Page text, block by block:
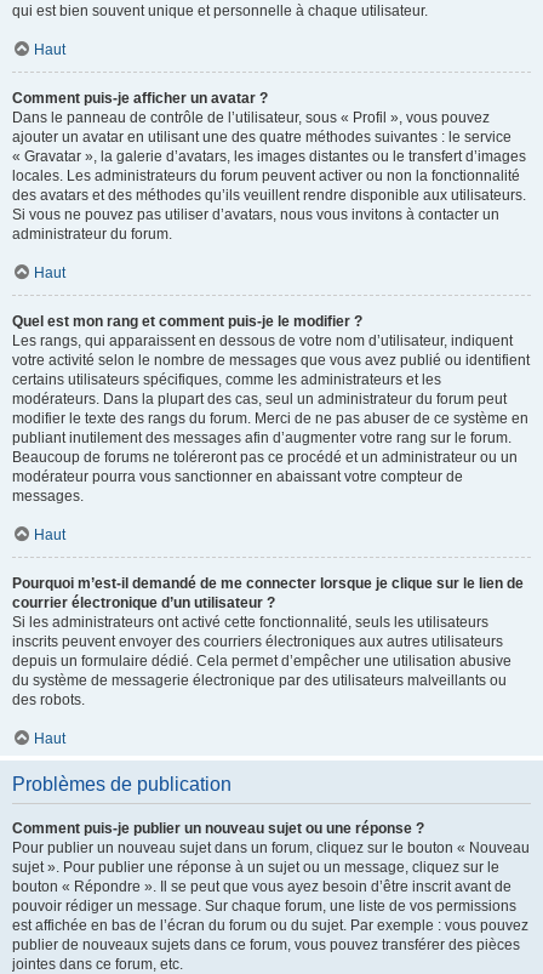
qui est bien souvent unique et personnelle à chaque utilisateur.
Haut
Comment puis-je afficher un avatar ?
Dans le panneau de contrôle de l’utilisateur, sous « Profil », vous pouvez
ajouter un avatar en utilisant une des quatre méthodes suivantes : le service
« Gravatar », la galerie d’avatars, les images distantes ou le transfert d’images
locales. Les administrateurs du forum peuvent activer ou non la fonctionnalité
des avatars et des méthodes qu’ils veuillent rendre disponible aux utilisateurs.
Si vous ne pouvez pas utiliser d’avatars, nous vous invitons à contacter un
administrateur du forum.
Haut
Quel est mon rang et comment puis-je le modifier ?
Les rangs, qui apparaissent en dessous de votre nom d’utilisateur, indiquent
votre activité selon le nombre de messages que vous avez publié ou identifient
certains utilisateurs spécifiques, comme les administrateurs et les
modérateurs. Dans la plupart des cas, seul un administrateur du forum peut
modifier le texte des rangs du forum. Merci de ne pas abuser de ce système en
publiant inutilement des messages afin d’augmenter votre rang sur le forum.
Beaucoup de forums ne toléreront pas ce procédé et un administrateur ou un
modérateur pourra vous sanctionner en abaissant votre compteur de
messages.
Haut
Pourquoi m’est-il demandé de me connecter lorsque je clique sur le lien de
courrier électronique d’un utilisateur ?
Si les administrateurs ont activé cette fonctionnalité, seuls les utilisateurs
inscrits peuvent envoyer des courriers électroniques aux autres utilisateurs
depuis un formulaire dédié. Cela permet d’empêcher une utilisation abusive
du système de messagerie électronique par des utilisateurs malveillants ou
des robots.
Haut
Problèmes de publication
Comment puis-je publier un nouveau sujet ou une réponse ?
Pour publier un nouveau sujet dans un forum, cliquez sur le bouton « Nouveau
sujet ». Pour publier une réponse à un sujet ou un message, cliquez sur le
bouton « Répondre ». Il se peut que vous ayez besoin d’être inscrit avant de
pouvoir rédiger un message. Sur chaque forum, une liste de vos permissions
est affichée en bas de l’écran du forum ou du sujet. Par exemple : vous pouvez
publier de nouveaux sujets dans ce forum, vous pouvez transférer des pièces
jointes dans ce forum, etc.